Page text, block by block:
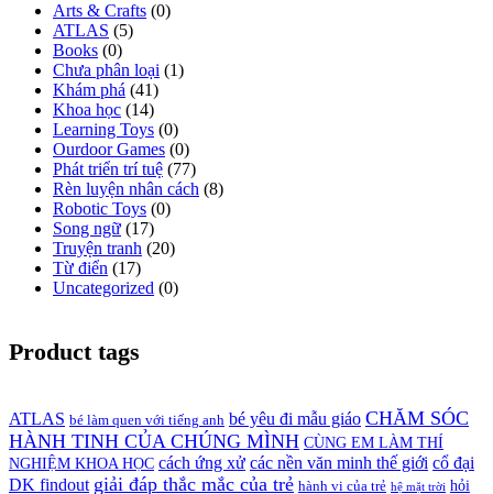
Arts & Crafts (0)
ATLAS (5)
Books (0)
Chưa phân loại (1)
Khám phá (41)
Khoa học (14)
Learning Toys (0)
Ourdoor Games (0)
Phát triển trí tuệ (77)
Rèn luyện nhân cách (8)
Robotic Toys (0)
Song ngữ (17)
Truyện tranh (20)
Từ điển (17)
Uncategorized (0)
Product tags
ATLAS bé làm quen với tiếng anh bé yêu đi mẫu giáo CHĂM SÓC
HÀNH TINH CỦA CHÚNG MÌNH CÙNG EM LÀM THÍ
NGHIỆM KHOA HỌC cách ứng xử các nền văn minh thế giới cổ đại
DK findout giải đáp thắc mắc của trẻ hành vi của trẻ hệ mặt trời hỏi